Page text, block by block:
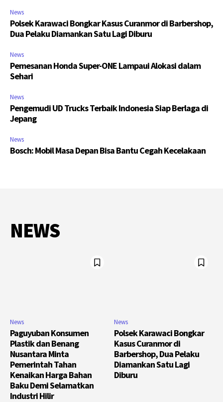
News
Polsek Karawaci Bongkar Kasus Curanmor di Barbershop,
Dua Pelaku Diamankan Satu Lagi Diburu
News
Pemesanan Honda Super-ONE Lampaui Alokasi dalam
Sehari
News
Pengemudi UD Trucks Terbaik Indonesia Siap Berlaga di
Jepang
News
Bosch: Mobil Masa Depan Bisa Bantu Cegah Kecelakaan
NEWS
News
Paguyuban Konsumen
Plastik dan Benang
Nusantara Minta
Pemerintah Tahan
Kenaikan Harga Bahan
Baku Demi Selamatkan
Industri Hilir
News
Polsek Karawaci Bongkar
Kasus Curanmor di
Barbershop, Dua Pelaku
Diamankan Satu Lagi
Diburu